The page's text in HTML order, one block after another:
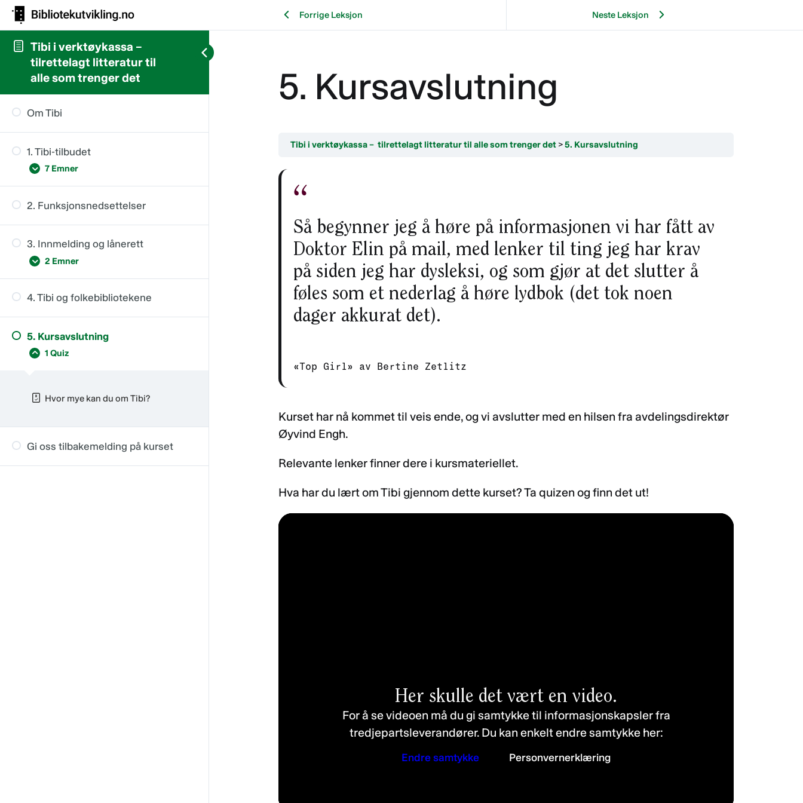
Tibi i verktøykassa –
tilrettelagt litteratur til
alle som trenger det
Om Tibi
1. Tibi-tilbudet
7 Emner
Innledning
Punktskriftbøker
Følebøker
E-bøker
Finne bøker, låne og lytte
2. Funksjonsnedsettelser
3. Innmelding og lånerett
2 Emner
Hvem kan låne bøker fra Tibi?
4. Tibi og folkebibliotekene
5. Kursavslutning
1 Quiz
Hvor mye kan du om Tibi?
Gi oss tilbakemelding på kurset
Forrige Leksjon Neste Leksjon
5. Kursavslutning
Tibi i verktøykassa – tilrettelagt litteratur til alle som trenger det 5. Kursavslutning
Så begynner jeg å høre på informasjonen vi har fått av
Doktor Elin på mail, med lenker til ting jeg har krav
på siden jeg har dysleksi, og som gjør at det slutter å
føles som et nederlag å høre lydbok (det tok noen
dager akkurat det).
«Top Girl» av Bertine Zetlitz
Kurset har nå kommet til veis ende, og vi avslutter med en hilsen fra avdelingsdirektør
Øyvind Engh.
Relevante lenker finner dere i kursmateriellet.
Hva har du lært om Tibi gjennom dette kurset? Ta quizen og finn det ut!
Her skulle det vært en video.
For å se videoen må du gi samtykke til informasjonskapsler fra
tredjepartsleverandører. Du kan enkelt endre samtykke her:
Endre samtykke Personvernerklæring